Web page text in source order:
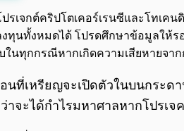
เจกต์คริปโตเคอร์เรนซีและโทเ
ทุนทั้งหมดได้ โปรดศึกษาข้อมูลให้
นทุกกรณีหากเกิดความเสียหายจา
นที่เหรียญจะเปิดตัวในบนกระ
าจะได้กำไรมหาศาลหากโปรเจ